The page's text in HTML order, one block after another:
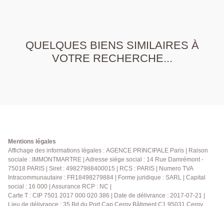
QUELQUES BIENS SIMILAIRES À
VOTRE RECHERCHE...
Mentions légales
Affichage des informations légales : AGENCE PRINCIPALE Paris | Raison
sociale : IMMONTMARTRE | Adresse siège social : 14 Rue Damrémont -
75018 PARIS | Siret : 49827988400015 | RCS : PARIS | Numero TVA
Intracommunautaire : FR18498279884 | Forme juridique : SARL | Capital
social : 16 000 | Assurance RCP : NC |
Carte T : CIP 7501 2017 000 020 386 | Date de délivrance : 2017-07-21 |
Lieu de délivrance : 35 Bd du Port Cap Cergy Bâtiment C1 95031 Cergy